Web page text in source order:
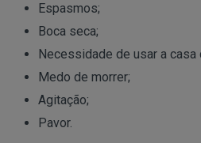
Espasmos;
Boca seca;
Necessidade de usar a casa
Medo de morrer;
Agitação;
Pavor.